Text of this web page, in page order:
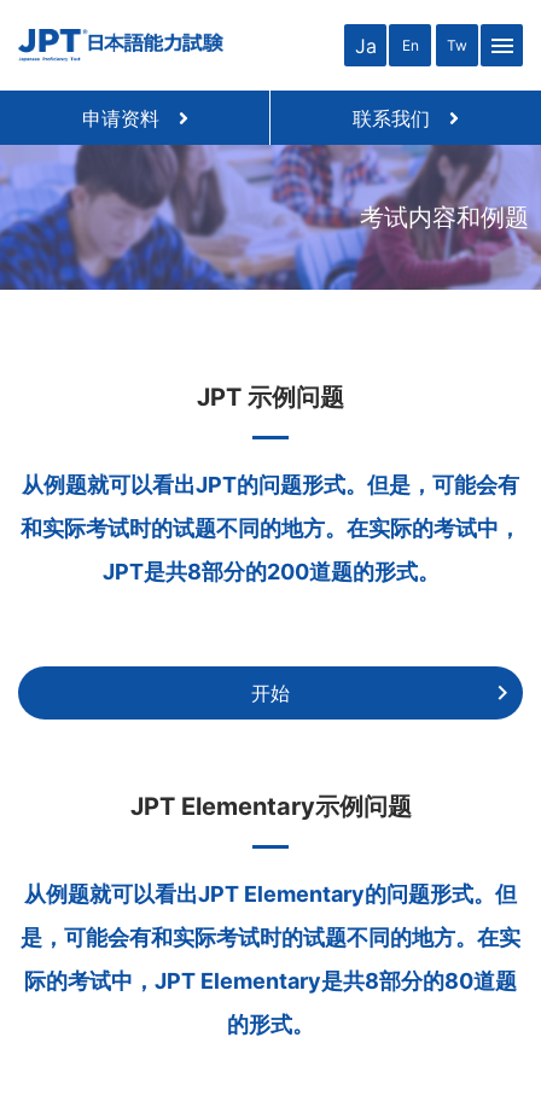
Ja En Tw menu
申请资料 联系我们
考试内容和例题
JPT 示例问题
从例题就可以看出JPT的问题形式。但是，可能会有
和实际考试时的试题不同的地方。在实际的考试中，
JPT是共8部分的200道题的形式。
开始
JPT Elementary示例问题
从例题就可以看出JPT Elementary的问题形式。但
是，可能会有和实际考试时的试题不同的地方。在实
际的考试中，JPT Elementary是共8部分的80道题
的形式。